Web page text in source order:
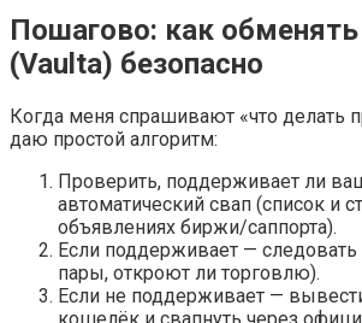
Пошагово: как обменять
(Vaulta) безопасно
Когда меня спрашивают «что делать
даю простой алгоритм:
Проверить, поддерживает ли
автоматический свап (список и
объявлениях биржи/саппорта).
Если поддерживает — следовать
пары, откроют ли торговлю).
Если не поддерживает —
кошелёк и свапнуть через